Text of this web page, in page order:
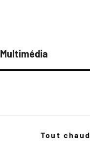
Multimédia
Tout chaud